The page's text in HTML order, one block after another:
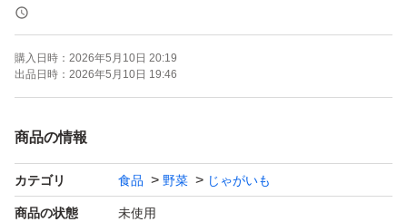
ュー・肉じゃがなどにおすすめです♪
家庭菜園で育てたため、形や大きさに多少ばらつきがあり
ます。
◇ 産地：長崎県
購入日時： 2026年5月10日 20:19
出品日時： 2026年5月10日 19:46
商品の情報
カテゴリ 食品 野菜 じゃがいも
商品の状態 未使用